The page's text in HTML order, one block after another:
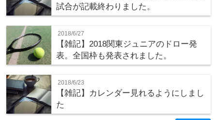
試合が記載終わりました。
2018/6/27
【雑記】2018関東ジュニアのドロー発
表。全国枠も発表されました。
2018/6/23
【雑記】カレンダー見れるようにしまし
た